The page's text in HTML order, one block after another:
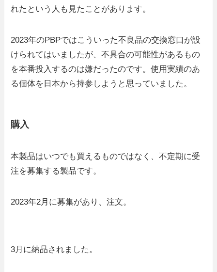
れたという人も見たことがあります。
2023年のPBPではこういった不良品の交換窓口が設
けられてはいましたが、不具合の可能性があるもの
を本番投入するのは嫌だったのです。使用実績のあ
る個体を日本から持参しようと思っていました。
購入
本製品はいつでも買えるものではなく、不定期に受
注を募集する製品です。
2023年2月に募集があり、注文。
3月に納品されました。